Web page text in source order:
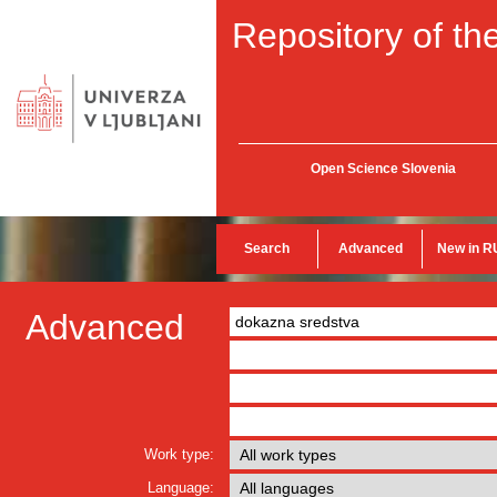
Repository of
Open Science Slovenia
Search Advanced New in
Advanced
Work type:
Language: